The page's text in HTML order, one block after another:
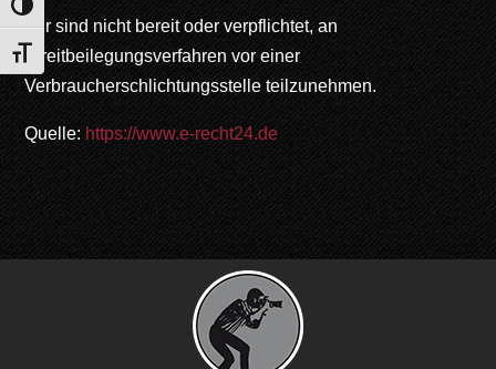
Umschalten auf hohe Kontraste
Schrift vergrößern
Wir sind nicht bereit oder verpflichtet, an
Streitbeilegungsverfahren vor einer
Verbraucherschlichtungsstelle teilzunehmen.
Quelle: https://www.e-recht24.de